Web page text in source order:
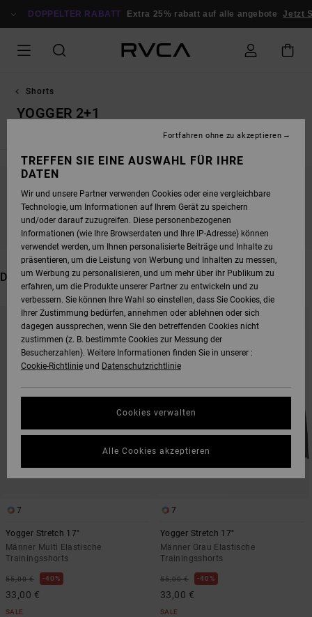
ZUR
DOPPELTER RABATT Extra 25% rabatt auf alle angebote Jetzt
Shorts
YOGGER 2+1
BLEIB DABEI, DIE PRODUKTE SIND BALD
WIEDER DA
DAS KÖNNTE DIR AUCH GEFALLEN
DIREKT
FILTERKRITERIEN
ÜBERSPRINGEN
FILTERN
7
Yogger Stretch 17"
Männer Multi Elastische
Trainingsshorts
55,00 € 40%
33,00 €
SALE
7
Yogger Stretch 17"
Männer Grau Elastische
Trainingsshorts
55,00 € 40%
33,00 €
SALE
TREFFEN SIE EINE AUSWAHL FÜR IHRE
DATEN
Wir und unsere Partner verwenden Cookies oder eine vergleichbare
Technologie, um Informationen auf Ihrem Gerät zu speichern
und/oder darauf zuzugreifen. Diese personenbezogenen
Informationen (wie Ihre Browserdaten und Ihre IP-Adresse) können
verwendet werden, um Ihnen personalisierte Beiträge und Inhalte zu
präsentieren, um die Leistung von Werbung und Inhalten zu messen,
um Werbung zu personalisieren, und um mehr über ihr Publikum zu
erfahren, um die Produkte unserer Partner zu entwickeln und zu
verbessern. Sie können Ihre Wahl so einstellen, dass Sie Cookies, die
Ihrer Zustimmung bedürfen, annehmen oder ablehnen oder sich
dagegen aussprechen, wenn Sie den betreffenden Cookies nicht
zustimmen (z. B. bestimmte Cookies zur Messung der
Besucherzahlen). Weitere Informationen finden Sie in unserer :
Cookie-Richtlinie und Datenschutzrichtlinie
Cookies verwalten
Fortfahren ohne zu akzeptieren
Alle Cookies akzeptieren